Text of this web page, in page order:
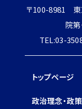
〒100-8981 東
院
TEL:03-
トップページ
政治理念・政